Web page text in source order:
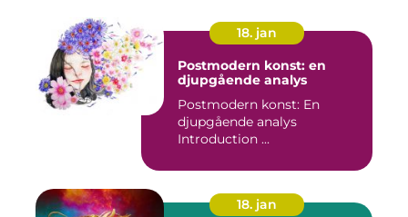
18. jan
Postmodern konst: en
djupgående analys
Postmodern konst: En
djupgående analys
Introduction ...
18. jan